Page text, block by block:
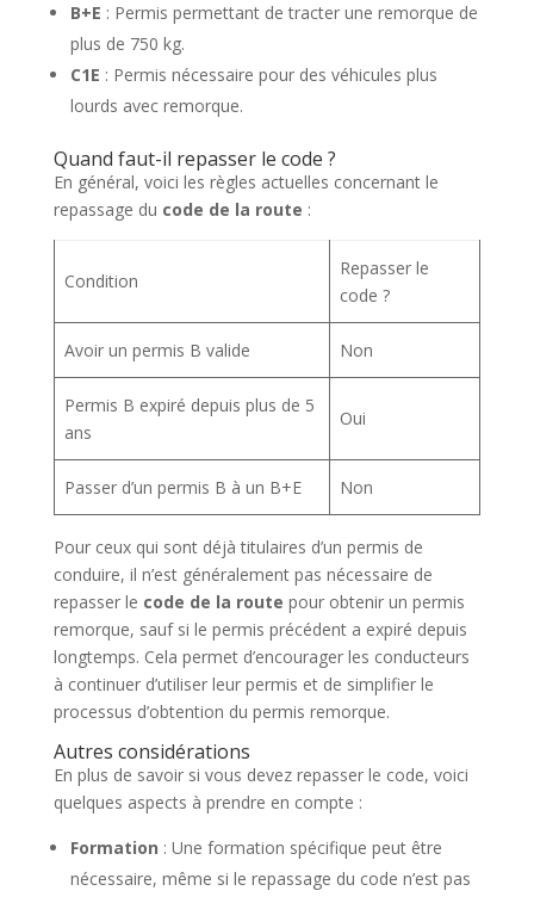
B+E : Permis permettant de tracter une remorque de
plus de 750 kg.
C1E : Permis nécessaire pour des véhicules plus
lourds avec remorque.
Quand faut-il repasser le code ?
En général, voici les règles actuelles concernant le
repassage du code de la route :
Condition
Repasser le
code ?
Avoir un permis B valide Non
Permis B expiré depuis plus de 5
ans
Oui
Passer d’un permis B à un B+E Non
Pour ceux qui sont déjà titulaires d’un permis de
conduire, il n’est généralement pas nécessaire de
repasser le code de la route pour obtenir un permis
remorque, sauf si le permis précédent a expiré depuis
longtemps. Cela permet d’encourager les conducteurs
à continuer d’utiliser leur permis et de simplifier le
processus d’obtention du permis remorque.
Autres considérations
En plus de savoir si vous devez repasser le code, voici
quelques aspects à prendre en compte :
Formation : Une formation spécifique peut être
nécessaire, même si le repassage du code n’est pas